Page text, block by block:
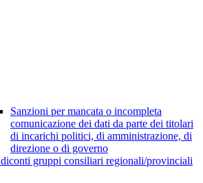
Sanzioni per mancata o incompleta
comunicazione dei dati da parte dei titolari
di incarichi politici, di amministrazione, di
direzione o di governo
gruppi consiliari regionali/provinciali